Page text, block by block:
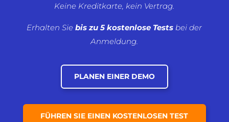
Keine Kreditkarte, kein Vertrag.
Erhalten Siebis zu 5 kostenlose Tests bei der
Anmeldung.
PLANEN EINER DEMO
FÜHREN SIE EINEN KOSTENLOSEN TEST